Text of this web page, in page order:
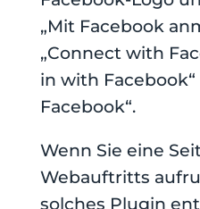
„Mit Facebook
„Connect with
in with
Facebook“.
Wenn Sie eine
Webauftritts
solches Plugin